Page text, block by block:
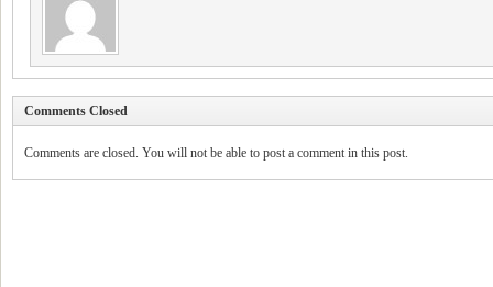
Comments Closed
Comments are closed. You will not be able to post a comment in this post.